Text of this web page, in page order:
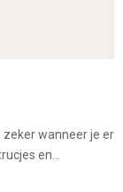
zeker wanneer je er
en...